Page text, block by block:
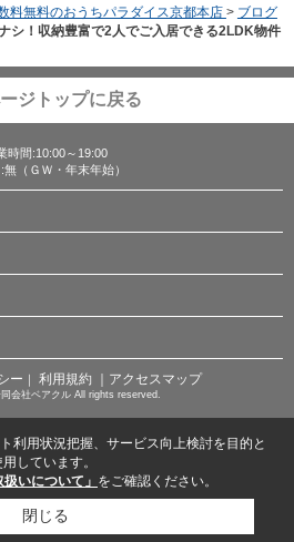
料無料のおうちパラダイス京都本店 > ブログ
シ！収納豊富で2人でご入居できる2LDK物件
ジトップに戻る
時間:10:00～19:00
無（ＧＷ・年末年始）
ー ｜ 利用規約 ｜アクセスマップ
会社ベアクル All rights reserved.
利用状況把握、サービス向上検討を目的と
しています。
扱いについて」 をご確認ください。
閉じる